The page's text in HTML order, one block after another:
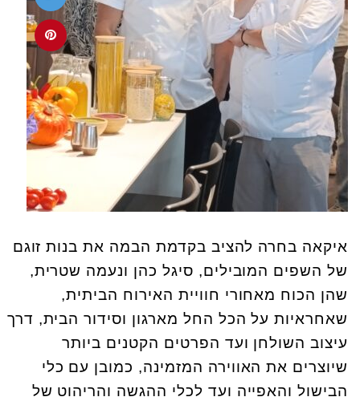
איקאה בחרה להציב בקדמת הבמה את בנות זוגם
של השפים המובילים, סיגל כהן ונעמה שטרית,
שהן הכוח מאחורי חוויית האירוח הביתית,
שאחראיות על הכל החל מארגון וסידור הבית, דרך
עיצוב השולחן ועד הפרטים הקטנים ביותר
שיוצרים את האווירה המזמינה, כמובן עם כלי
הבישול והאפייה ועד לכלי ההגשה והריהוט של